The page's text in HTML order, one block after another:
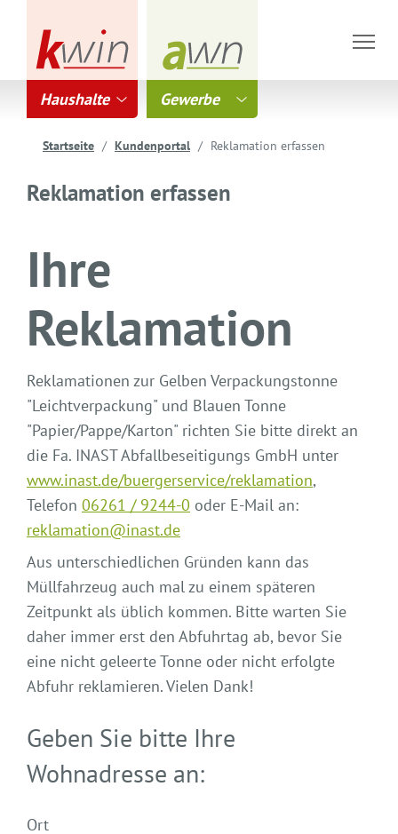
Haushalte Gewerbe
Startseite Kundenportal Reklamation erfassen
Reklamation erfassen